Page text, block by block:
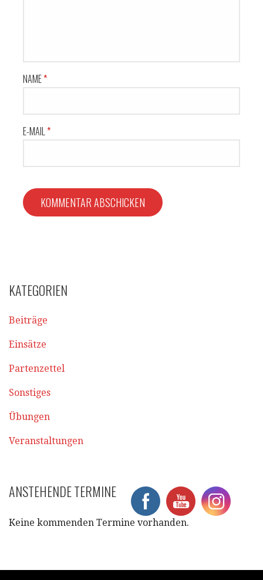
NAME*
E-MAIL*
KATEGORIEN
Beiträge
Einsätze
Partenzettel
Sonstiges
Übungen
Veranstaltungen
ANSTEHENDE TERMINE
Keine kommenden Termine vorhanden.